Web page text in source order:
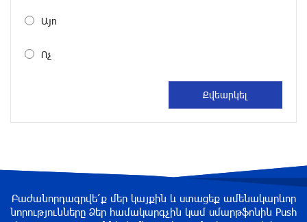
«Ժողովուրդ». Իշխանությունները լուծել են
2 ժամ առաջ
«Սուրբ Աստվածամայր» ԲԿ–ում բժիշկները
փրկել են 5-ամյա օտարերկրացի տղայի
կյանքը, որին ծնողները հայտնաբերել էին
լողավազանում
Այո
Ոչ
Բաժանորդագրվե՛ք մեր կայքին և ստացեք ամենակարևոր
նորությունները Ձեր համակարգչին կամ սմարթֆոնին Push